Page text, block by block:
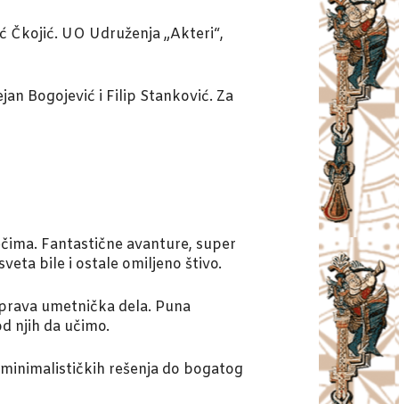
Čkojić. UO Udruženja „Akteri“,
Bogojević i Filip Stanković. Za
Fantastične avanture, super
bile i ostale omiljeno štivo.
umetnička dela. Puna
njih da učimo.
rešenja do bogatog